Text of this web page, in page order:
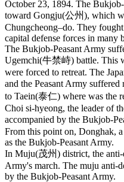
October 23, 1894. The
toward Gongju(公州), which
Chungcheong–do. They
capital defense forces in many
The Bukjob-Peasant Army
Ugemchi(牛禁峙) battle. This
were forced to retreat. The
and the Peasant Army
to Taein(泰仁) where was the
Choi si-hyeong, the leader of
accompanied by the Bukjob-
From this point on, Donghak,
as the Bukjob-Peasant Army.
In Muju(茂州) district, the
Army's march. The muju anti-
by the Bukjob-Peasant Army.